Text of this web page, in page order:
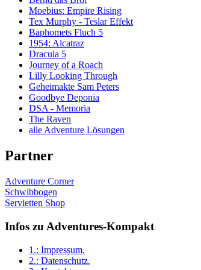
Moebius: Empire Rising
Tex Murphy - Teslar Effekt
Baphomets Fluch 5
1954: Alcatraz
Dracula 5
Journey of a Roach
Lilly Looking Through
Geheimakte Sam Peters
Goodbye Deponia
DSA - Memoria
The Raven
alle Adventure Lösungen
Partner
Adventure Corner
Schwibbogen
Servietten Shop
Infos zu Adventures-Kompakt
1.: Impressum.
2.: Datenschutz.